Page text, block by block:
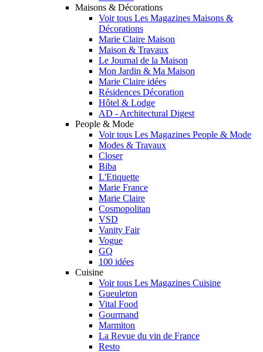
Maisons & Décorations
Voir tous Les Magazines Maisons &
Décorations
Marie Claire Maison
Maison & Travaux
Le Journal de la Maison
Mon Jardin & Ma Maison
Marie Claire idées
Résidences Décoration
Hôtel & Lodge
AD - Architectural Digest
People & Mode
Voir tous Les Magazines People & Mode
Modes & Travaux
Closer
Biba
L'Etiquette
Marie France
Marie Claire
Cosmopolitan
VSD
Vanity Fair
Vogue
GQ
100 idées
Cuisine
Voir tous Les Magazines Cuisine
Gueuleton
Vital Food
Gourmand
Marmiton
La Revue du vin de France
Resto